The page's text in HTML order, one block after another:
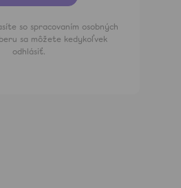
so spracovaním osobných
sa môžete kedykoľvek
odhlásiť.